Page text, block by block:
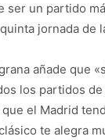
ser un partido
jornada de
añade que
los partidos
el Madrid
te alegra